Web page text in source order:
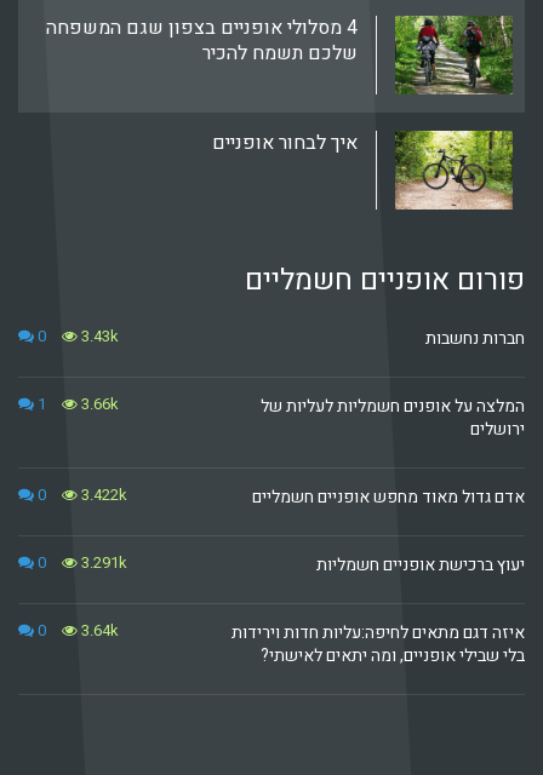
4 מסלולי אופניים בצפון שגם המשפחה
שלכם תשמח להכיר
איך לבחור אופניים
פורום אופניים חשמליים
חברות נחשבות 3.43k
0
המלצה על אופנים חשמליות לעליות של
ירושלים
3.66k
1
אדם גדול מאוד מחפש אופניים חשמליים 3.422k
0
יעוץ ברכישת אופניים חשמליות 3.291k
0
איזה דגם מתאים לחיפה:עליות חדות וירידות
בלי שבילי אופניים, ומה יתאים לאישתי?
3.64k
0